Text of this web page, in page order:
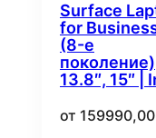
Surface
for
(8-е
поколение)
13.8″, 15″ |
от 159990,00